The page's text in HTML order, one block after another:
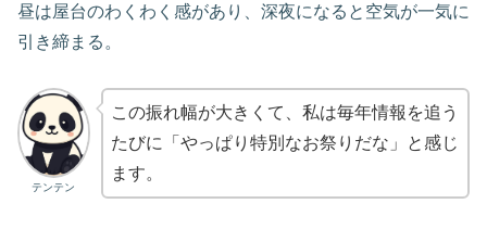
昼は屋台のわくわく感があり、深夜になると空気が一気に
引き締まる。
テンテン
この振れ幅が大きくて、私は毎年情報を追う
たびに「やっぱり特別なお祭りだな」と感じ
ます。